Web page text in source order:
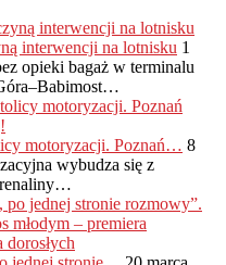
interwencji na lotnisku 1
opieki bagaż w terminalu
motoryzacji. Poznań… 8
wybudza się z